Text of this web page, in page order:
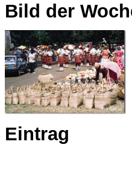
Bild der
Eintrag